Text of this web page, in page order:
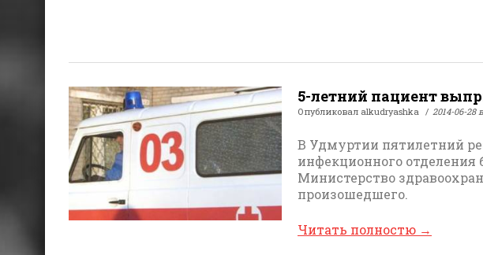
5-летний пациент
Опубликовал alkudryashka 2014-06-28
В Удмуртии пятилетний
инфекционного
Министерство
произошедшего.
Читать полностю →